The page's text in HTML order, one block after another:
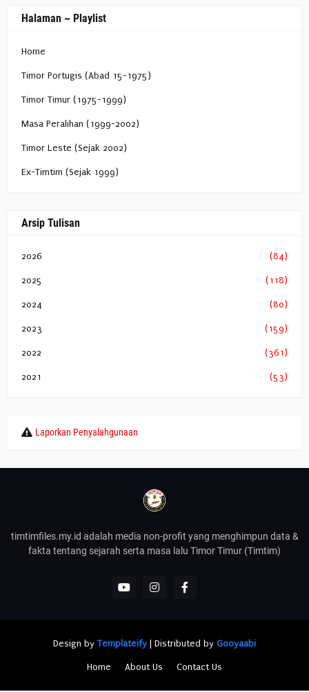
Halaman ~ Playlist
Home
Timor Portugis (Abad 15-1975)
Timor Timur (1975-1999)
Masa Peralihan (1999-2002)
Timor Leste (Sejak 2002)
Ex-Timtim (Sejak 1999)
Arsip Tulisan
2026 (84)
2025 (118)
2024 (80)
2023 (159)
2022 (361)
2021 (53)
Laporkan Penyalahgunaan
timtimfiles.my.id adalah media non-profit yang menghimpun data &
fakta tentang sejarah serta masa lalu Timor Timur (Timtim)
Design by Templateify | Distributed by Gooyaabi
Home About Us Contact Us